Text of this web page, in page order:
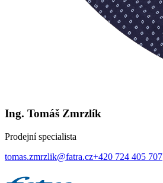
Ing. Tomáš Zmrzlík
Prodejní specialista
tomas.zmrzlik@fatra.cz+420 724 405 707